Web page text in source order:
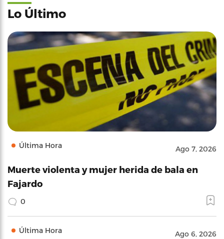
Lo Último
Última Hora Ago 7, 2026
Muerte violenta y mujer herida de bala en
Fajardo
0
Última Hora Ago 6, 2026